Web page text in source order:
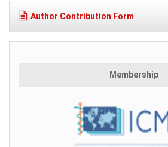
Author Contribution Form
Membership